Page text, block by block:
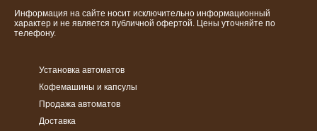
Информация на сайте носит исключительно информационный
характер и не является публичной офертой. Цены уточняйте по
телефону.
Установка автоматов
Кофемашины и капсулы
Продажа автоматов
Доставка